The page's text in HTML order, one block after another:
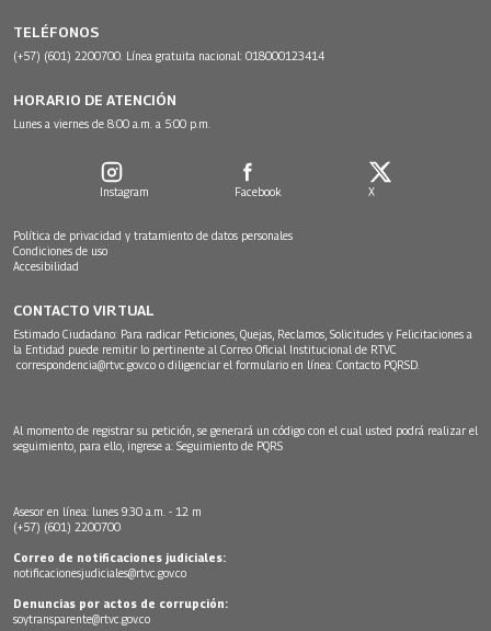
TELÉFONOS
(+57) (601) 2200700. Línea gratuita nacional: 018000123414
HORARIO DE ATENCIÓN
Lunes a viernes de 8:00 a.m. a 5:00 p.m.
Instagram Facebook X
Política de privacidad y tratamiento de datos personales
Condiciones de uso
Accesibilidad
CONTACTO VIRTUAL
Estimado Ciudadano: Para radicar Peticiones, Quejas, Reclamos, Solicitudes y Felicitaciones a
la Entidad puede remitir lo pertinente al Correo Oficial Institucional de RTVC
correspondencia@rtvc.gov.co o diligenciar el formulario en línea: Contacto PQRSD.
Al momento de registrar su petición, se generará un código con el cual usted podrá realizar el
seguimiento, para ello, ingrese a: Seguimiento de PQRS
Asesor en línea: lunes 9:30 a.m. - 12 m
(+57) (601) 2200700
Correo de notificaciones judiciales:
notificacionesjudiciales@rtvc.gov.co
Denuncias por actos de corrupción:
soytransparente@rtvc.gov.co